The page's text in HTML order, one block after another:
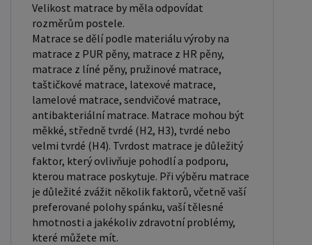
Velikost matrace by měla odpovídat
rozměrům postele.
Matrace se dělí podle materiálu výroby na
matrace z PUR pěny, matrace z HR pěny,
matrace z líné pěny, pružinové matrace,
taštičkové matrace, latexové matrace,
lamelové matrace, sendvičové matrace,
antibakteriální matrace. Matrace mohou být
měkké, středně tvrdé (H2, H3), tvrdé nebo
velmi tvrdé (H4). Tvrdost matrace je důležitý
faktor, který ovlivňuje pohodlí a podporu,
kterou matrace poskytuje. Při výběru matrace
je důležité zvážit několik faktorů, včetně vaší
preferované polohy spánku, vaší tělesné
hmotnosti a jakékoliv zdravotní problémy,
které můžete mít.